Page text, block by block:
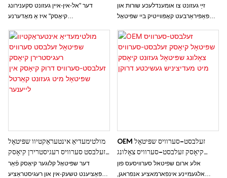
מעדיצינישער סקרינינג קיאָסק
דער "אל-אין-איין געזונט סקענירונג
קיאָסק" איז אַ מאָדערנע
לייזונג דיזיינד צו צושטעלן באַניצער מיט
שנעלע און פולשטענדיקע געזונט
אַסעסמאַנץ. דער כידעשדיקער קיאָסק
אָפפערס אַ קייט פון דיאַגנאָסטיק
מכשירים, וואָס געבן מענטשן די
מעגלעכקייט צו מאָניטאָרירן וויכטיקע
מעדיציניש A4 באַריכט דרוק קיאָסק
מיט פּיןפּאַד און QR קאָד סקאַנער
זײַ געזונט צו אומענדלעכע שורות און
פּאַפּיראַרבעט קאָפּווייטיק ביי שפּיטאָל
מולטימעדיאַ אינטעראַקטיוו שפּיטאָל
זעלבסט סערוויס רעגיסטרירן קיאָסק
זעלבסט-סערוויס דרוק קיאָסק אין
שפּיטאָל מיט געזונט קאַרטל לייענער
דער שפּיטאָל קלוגער קיאָסק פֿאַר
פּאַציענט טשעק-אין און רעגיסטראַציע
OEM זעלבסט-סערוויס שפּיטאָל
קיאָסק זעלבסט-סערוויס צאָלונג
שפּיטאָל געזונט קיאָסק מיט
מעדיציניש געשיכטע דרוקן
אלע ארום שפיטאל סערוויסעס פון
אלגעמיינע אינפארמאציע אנפראגן,